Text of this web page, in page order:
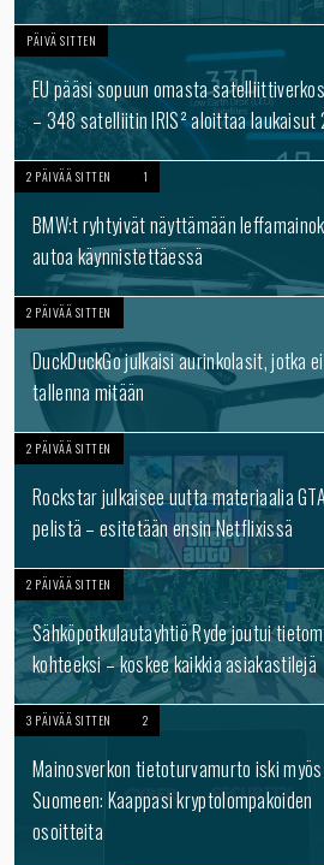
PÄIVÄ SITTEN
EU pääsi sopuun omasta
– 348 satelliitin IRIS² aloittaa laukaisut
2 PÄIVÄÄ SITTEN 1
BMW:t ryhtyivät näyttämään
autoa käynnistettäessä
2 PÄIVÄÄ SITTEN
DuckDuckGo julkaisi aurinkolasit, jotka
tallenna mitään
2 PÄIVÄÄ SITTEN
Rockstar julkaisee uutta materiaalia
pelistä – esitetään ensin Netflixissä
2 PÄIVÄÄ SITTEN
Sähköpotkulautayhtiö Ryde joutui
kohteeksi – koskee kaikkia asiakastilejä
3 PÄIVÄÄ SITTEN 2
Mainosverkon tietoturvamurto iski myös
Suomeen: Kaappasi kryptolompakoiden
osoitteita